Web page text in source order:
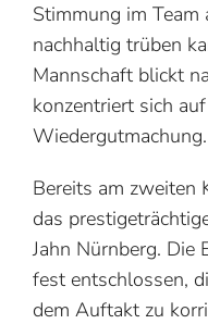
Stimmung im Team
nachhaltig trüben
Mannschaft blickt
konzentriert sich
Wiedergutmachung.
Bereits am zweiten
das
Jahn Nürnberg. Die
fest entschlossen,
dem Auftakt zu